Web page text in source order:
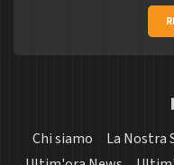
Chi siamo La Nostra